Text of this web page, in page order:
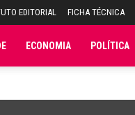
EDITORIAL FICHA TÉCNICA
ECONOMIA POLÍTICA